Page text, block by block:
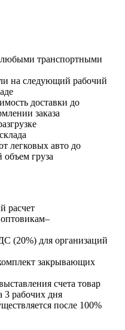
транспортными
на следующий рабочий
доставки до
заказа
легковых авто до
груза
расчет
(20%) для организаций
закрывающих
счета товар
3 рабочих дня
после 100%